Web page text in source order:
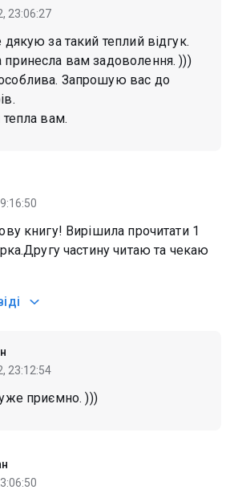
23:06:27
за такий теплий відгук.
вам задоволення. )))
Запрошую вас до
вам.
книгу! Вирішила прочитати 1
частину читаю та чекаю
23:12:54
приємно. )))